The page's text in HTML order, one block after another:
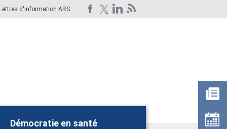
d'information ARS
Démocratie en santé